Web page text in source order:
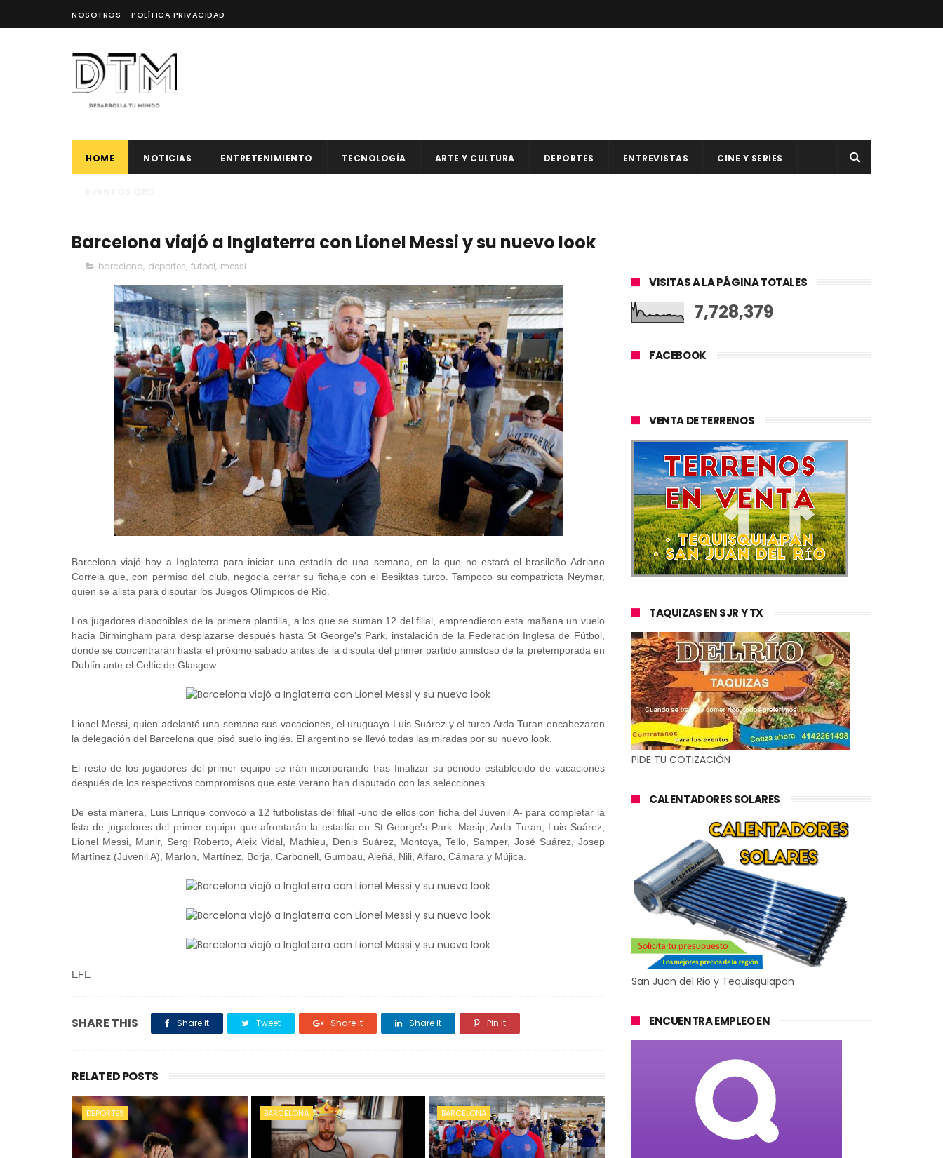
NOSOTROS POLÍTICA PRIVACIDAD
HOME NOTICIAS ENTRETENIMIENTO TECNOLOGÍA ARTE Y CULTURA DEPORTES ENTREVISTAS CINE Y SERIES
Barcelona viajó a Inglaterra con Lionel Messi y su nuevo look
barcelona, deportes, futbol, messi
Barcelona viajó hoy a Inglaterra para iniciar una estadía de una semana, en la que no estará el brasileño Adriano
Correia que, con permiso del club, negocia cerrar su fichaje con el Besiktas turco. Tampoco su compatriota Neymar,
quien se alista para disputar los Juegos Olímpicos de Río.
Los jugadores disponibles de la primera plantilla, a los que se suman 12 del filial, emprendieron esta mañana un vuelo
hacia Birmingham para desplazarse después hasta St George's Park, instalación de la Federación Inglesa de Fútbol,
donde se concentrarán hasta el próximo sábado antes de la disputa del primer partido amistoso de la pretemporada en
Dublín ante el Celtic de Glasgow.
Lionel Messi, quien adelantó una semana sus vacaciones, el uruguayo Luis Suárez y el turco Arda Turan encabezaron
la delegación del Barcelona que pisó suelo inglés. El argentino se llevó todas las miradas por su nuevo look.
El resto de los jugadores del primer equipo se irán incorporando tras finalizar su periodo establecido de vacaciones
después de los respectivos compromisos que este verano han disputado con las selecciones.
De esta manera, Luis Enrique convocó a 12 futbolistas del filial -uno de ellos con ficha del Juvenil A- para completar la
lista de jugadores del primer equipo que afrontarán la estadía en St George's Park: Masip, Arda Turan, Luis Suárez,
Lionel Messi, Munir, Sergi Roberto, Aleix Vidal, Mathieu, Denis Suárez, Montoya, Tello, Samper, José Suárez, Josep
Martínez (Juvenil A), Marlon, Martínez, Borja, Carbonell, Gumbau, Aleñá, Nili, Alfaro, Cámara y Mújica.
EFE
SHARE THIS Share it Tweet Share it Share it Pin it
RELATED POSTS
DEPORTES BARCELONA BARCELONA
VISITAS A LA PÁGINA TOTALES
7,728,379
FACEBOOK
VENTA DE TERRENOS
TAQUIZAS EN SJR Y TX
PIDE TU COTIZACIÓN
CALENTADORES SOLARES
San Juan del Rio y Tequisquiapan
ENCUENTRA EMPLEO EN